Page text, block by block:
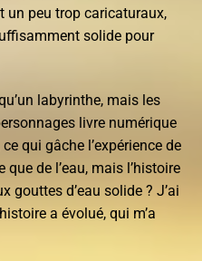
un peu trop caricaturaux,
solide pour
labyrinthe, mais les
livre numérique
qui gâche l’expérience de
de l’eau, mais l’histoire
gouttes d’eau solide ? J’ai
a évolué, qui m’a